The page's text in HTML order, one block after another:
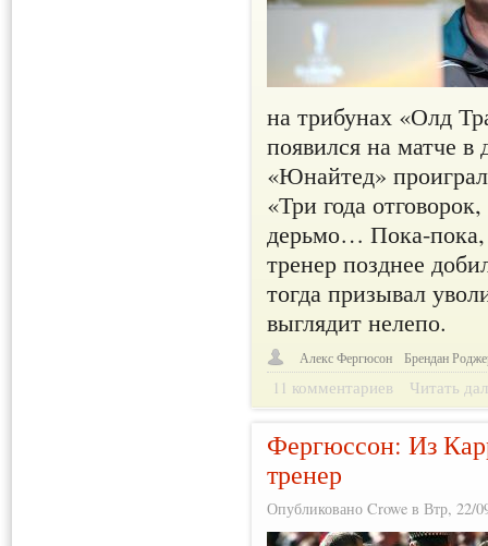
на трибунах «Олд
появился на матче в
«Юнайтед»
«Три года
дерьмо… Пока-
тренер позднее
тогда призывал
выглядит нелепо.
Алекс Фергюсон Брендан
11 комментариев Читать
Фергюссон: Из
тренер
Опубликовано Crowe в Втр, 22/